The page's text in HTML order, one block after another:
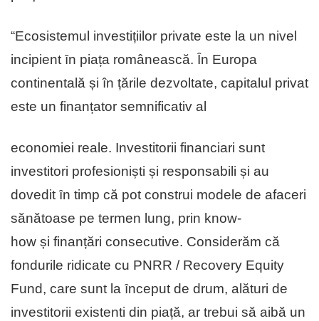
“Ecosistemul investițiilor private este la un nivel
incipient ȋn piața românească. Ȋn Europa
continentală și în țările dezvoltate, capitalul privat
este un finanțator semnificativ al
economiei reale. Investitorii financiari sunt
investitori profesioniști și responsabili și au
dovedit ȋn timp că pot construi modele de afaceri
sănătoase pe termen lung, prin know-
how și finanțări consecutive. Considerăm că
fondurile ridicate cu PNRR / Recovery Equity
Fund, care sunt la ȋnceput de drum, alături de
investitorii existenti din piață, ar trebui să aibă un